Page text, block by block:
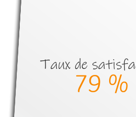
Taux de
80 %